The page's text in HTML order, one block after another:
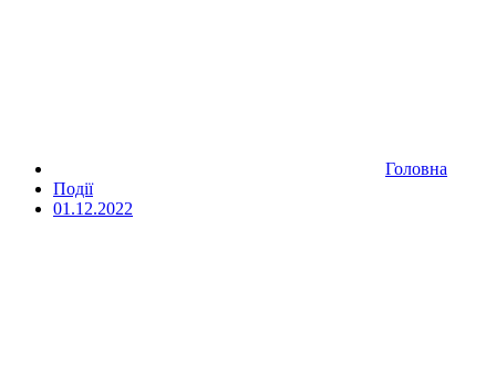
Головна
Події
01.12.2022